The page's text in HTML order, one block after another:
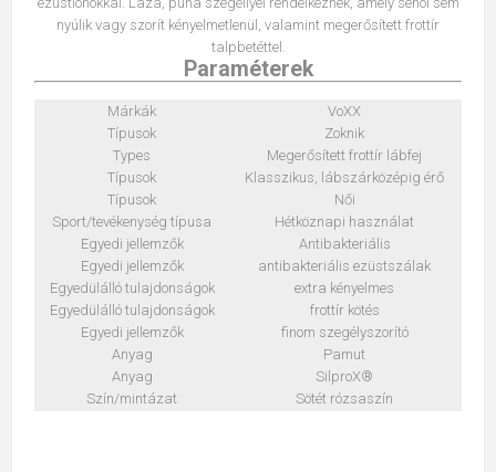
nyúlik vagy szorít kényelmetlenül, valamint megerősített frottír
talpbetéttel.
Paraméterek
Márkák
VoXX
Típusok
Zoknik
Types
Megerősített frottír lábfej
Típusok
Klasszikus, lábszárközépig érő
Típusok
Női
Sport/tevékenység típusa
Hétköznapi használat
Egyedi jellemzők
Antibakteriális
Egyedi jellemzők
antibakteriális ezüstszálak
Egyedülálló tulajdonságok
extra kényelmes
Egyedülálló tulajdonságok
frottír kötés
Egyedi jellemzők
finom szegélyszorító
Anyag
Pamut
Anyag
SilproX®
Szín/mintázat
Sötét rózsaszín